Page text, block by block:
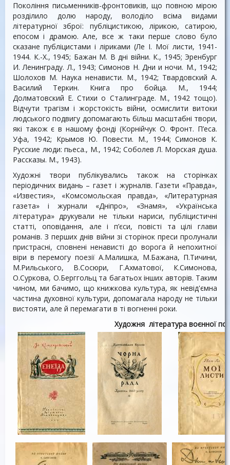
Покоління письменників-фронтовиків, що повною мірою
розділило долю народу, володіло всіма видами
літературної зброї: публіцистикою, лірикою, сатирою,
епосом і драмою. Але, все ж таки перше слово було
сказане публіцистами і ліриками (Ле І. Мої листи, 1941-
1944. К.-Х., 1945; Бажан М. В дні війни. К., 1945; Эренбург
И. Ленинграду. Л., 1943; Симонов Н. Дни и ночи. М., 1942;
Шолохов М. Наука ненависти. М., 1942; Твардовский А.
Василий Теркин. Книга про бойца. М., 1944;
Долматовский Е. Стихи о Сталинграде. М., 1942 тощо).
Відчути трагізм і жорстокість війни, осмислити витоки
людського подвигу допомагають більш масштабні твори,
які також є в нашому фонді (Корнійчук О. Фронт. П’еса.
Уфа, 1942; Крымов Ю. Повести. М., 1944; Симонов К.
Русские люди: пьеса., М., 1942; Соболев Л. Морская душа.
Рассказы. М., 1943).
Художні твори публікувались також на сторінках
періодичних видань – газет і журналів. Газети «Правда»,
«Известия», «Комсомольская правда», «Литературная
газета» і журнали «Дніпро», «Знамя», «Українська
література» друкували не тільки нариси, публіцистичні
статті, оповідання, але і п’єси, повісті та цілі глави
романів. З перших днів війни зі сторінок преси пролунали
пристрасні, сповнені ненависті до ворога й непохитної
віри в перемогу поезії А.Малишка, М.Бажана, П.Тичини,
М.Рильського, В.Сосюри, Г.Ахматової, К.Симонова,
О.Суркова, О.Берггольц та багатьох інших авторів. Таким
чином, ми бачимо, що книжкова культура, як невід'ємна
частина духовної культури, допомагала народу не тільки
вистояти, але й перемагати в ті вогненні роки.
Художня література воєнної